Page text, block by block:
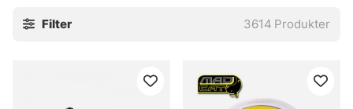
stingers och tafsar. Små saker, javisst. Men ofta är det just
Utforska gärna de viktigaste underkategorierna:
Filter 3614 Produkter